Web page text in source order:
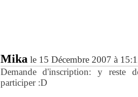
Mika le 15 Décembre 2007 à
Demande d'inscription: y reste
participer :D